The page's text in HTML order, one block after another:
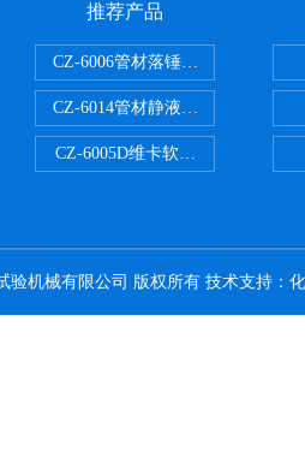
推荐产品
CZ-6006管材落锤冲击试验机
CZ-6014管材静液压爆破试验机
CZ-6005D维卡软化点温度测定仪
验机械有限公司 版权所有 技术支持：